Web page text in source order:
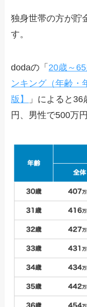
独身世帯の方が貯
す。
dodaの「 20歳～
ンキング（年齢・
版】
」によると
円、男性で500万